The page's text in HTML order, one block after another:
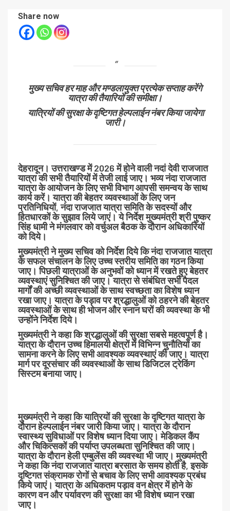
Share now
मुख्य सचिव हर माह और मण्डलायुक्त प्रत्येक सप्ताह करेंगे
यात्रा की तैयारियों की समीक्षा।
यात्रियों की सुरक्षा के दृष्टिगत हेल्पलाईन नंबर किया जायेगा
जारी।
देहरादून। उत्तराखण्ड में 2026 में होने वाली नदां देवी राजजात
यात्रा की सभी तैयारियों में तेजी लाई जाए। भव्य नंदा राजजात
यात्रा के आयोजन के लिए सभी विभाग आपसी समन्वय के साथ
कार्य करें। यात्रा की बेहतर व्यवस्थाओं के लिए जन
प्रतिनिधियों, नंदा राजजात यात्रा समिति के सदस्यों और
हितधारकों के सुझाव लिये जाएं। ये निर्देश मुख्यमंत्री श्री पुष्कर
सिंह धामी ने मंगलवार को वर्चुअल बैठक के दौरान अधिकारियों
को दिये।
मुख्यमंत्री ने मुख्य सचिव को निर्देश दिये कि नंदा राजजात यात्रा
के सफल संचालन के लिए उच्च स्तरीय समिति का गठन किया
जाए। पिछली यात्राओं के अनुभवों को ध्यान में रखते हुए बेहतर
व्यवस्थाएं सुनिश्चित की जाए। यात्रा से संबंधित सभी पैदल
मार्गों की अच्छी व्यवस्थाओं के साथ स्वच्छता का विशेष ध्यान
रखा जाए। यात्रा के पड़ाव पर श्रद्धालुओं को ठहरने की बेहतर
व्यवस्थाओं के साथ ही भोजन और स्नान घरों की व्यवस्था के भी
उन्होंने निर्देश दिये।
मुख्यमंत्री ने कहा कि श्रद्धालुओं की सुरक्षा सबसे महत्वपूर्ण है।
यात्रा के दौरान उच्च हिमालयी क्षेत्रों में विभिन्न चुनौतियों का
सामना करने के लिए सभी आवश्यक व्यवस्थाएं की जाए। यात्रा
मार्ग पर दूरसंचार की व्यवस्थाओं के साथ डिजिटल ट्रेकिंग
सिस्टम बनाया जाए।
मुख्यमंत्री ने कहा कि यात्रियों की सुरक्षा के दृष्टिगत यात्रा के
दौरान हेल्पलाईन नंबर जारी किया जाए। यात्रा के दौरान
स्वास्थ्य सुविधाओं पर विशेष ध्यान दिया जाए। मेडिकल कैंप
और चिकित्सकों की पर्याप्त उपलब्धता सुनिश्चित की जाए।
यात्रा के दौरान हेली एम्बुलेंस की व्यवस्था भी जाए। मुख्यमंत्री
ने कहा कि नंदा राजजात यात्रा बरसात के समय होती है, इसके
दृष्टिगत संक्रामक रोगों से बचाव के लिए सभी आवश्यक प्रबंध
किये जाएं। यात्रा के अधिकतम पड़ाव वन क्षेत्र में होने के
कारण वन और पर्यावरण की सुरक्षा का भी विशेष ध्यान रखा
जाए।